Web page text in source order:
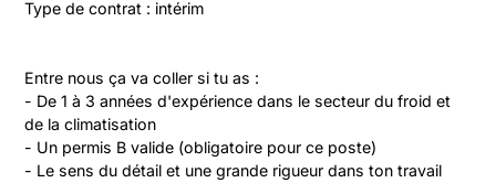
Type de contrat : intérim
Entre nous ça va coller si tu as :
- De 1 à 3 années d'expérience dans le secteur du froid et
de la climatisation
- Un permis B valide (obligatoire pour ce poste)
- Le sens du détail et une grande rigueur dans ton travail